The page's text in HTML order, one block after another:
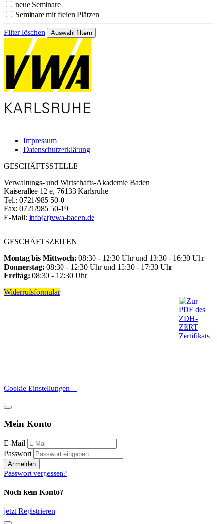
neue Seminare
Seminare mit freien Plätzen
Filter löschen
Impressum
Datenschutzerklärung
GESCHÄFTSSTELLE
Verwaltungs- und Wirtschafts-Akademie Baden
Kaiserallee 12 e, 76133 Karlsruhe
Tel.: 0721/985 50-0
Fax: 0721/985 50-19
E-Mail: info(at)vwa-baden.de
GESCHÄFTSZEITEN
Montag bis Mittwoch: 08:30 - 12:30 Uhr und 13:30 - 16:30 Uhr
Donnerstag: 08:30 - 12:30 Uhr und 13:30 - 17:30 Uhr
Freitag: 08:30 - 12:30 Uhr
Widerrufsformular
Cookie Einstellungen
Mein Konto
E-Mail
Passwort
Anmelden
Passwort vergessen?
Noch kein Konto?
jetzt Registrieren